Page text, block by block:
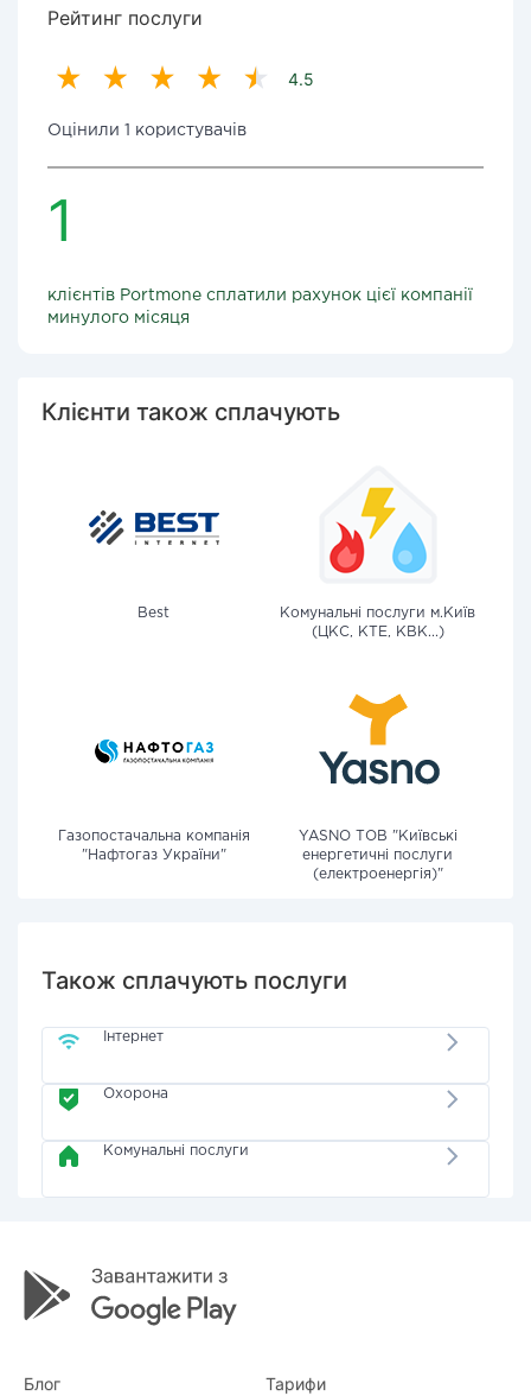
Рейтинг послуги
4.5
Оцінили 1 користувачів
1
клієнтів Portmone сплатили рахунок цієї компанії
минулого місяця
Клієнти також сплачують
Best
Комунальні послуги м.Київ
(ЦКС, КТЕ, КВК...)
Газопостачальна компанія
"Нафтогаз України"
YASNO ТОВ "Київські
енергетичні послуги
(електроенергія)"
Також сплачують послуги
Інтернет
Охорона
Комунальні послуги
Блог Тарифи